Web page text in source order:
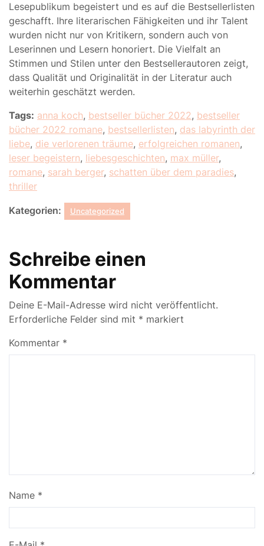
Lesepublikum begeistert und es auf die Bestsellerlisten
geschafft. Ihre literarischen Fähigkeiten und ihr Talent
wurden nicht nur von Kritikern, sondern auch von
Leserinnen und Lesern honoriert. Die Vielfalt an
Stimmen und Stilen unter den Bestsellerautoren zeigt,
dass Qualität und Originalität in der Literatur auch
weiterhin geschätzt werden.
Tags: anna koch, bestseller bücher 2022, bestseller
bücher 2022 romane, bestsellerlisten, das labyrinth der
liebe, die verlorenen träume, erfolgreichen romanen,
leser begeistern, liebesgeschichten, max müller,
romane, sarah berger, schatten über dem paradies,
thriller
Kategorien: Uncategorized
Schreibe einen
Kommentar
Deine E-Mail-Adresse wird nicht veröffentlicht.
Erforderliche Felder sind mit * markiert
Kommentar *
Name *